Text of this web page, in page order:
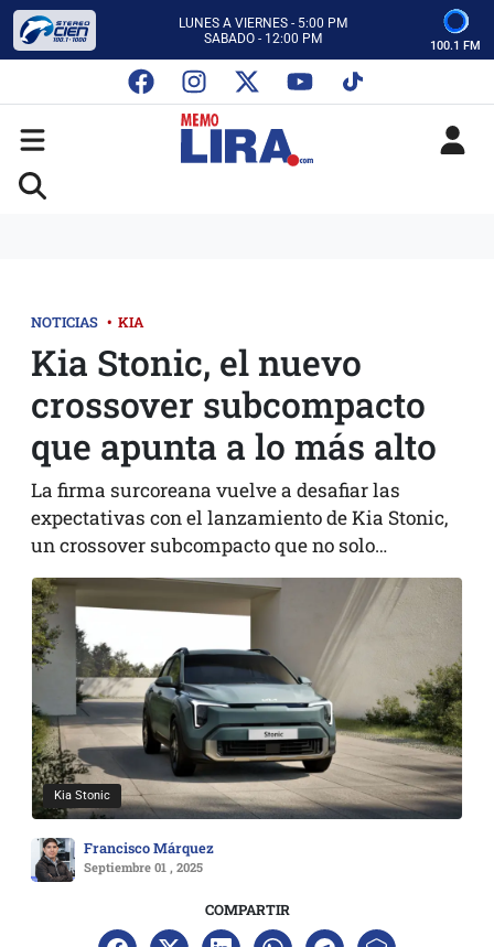
LUNES A VIERNES - 5:00 PM
SABADO - 12:00 PM
CON MEMO LIRA Y SU EQUIPO
LUNES A VIERNES - 5:00 PM
SABADO - 12:00 PM
100.1 FM
NOTICIAS • KIA
Kia Stonic, el nuevo
crossover subcompacto
que apunta a lo más alto
La firma surcoreana vuelve a desafiar las
expectativas con el lanzamiento de Kia Stonic,
un crossover subcompacto que no solo…
Kia Stonic
Francisco Márquez
Septiembre 01 , 2025
COMPARTIR